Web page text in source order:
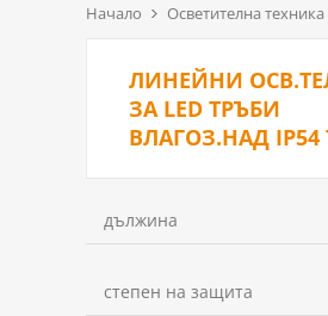
Начало Осветителна техника
ЛИНЕЙНИ
ЗА LED ТРЪБИ
ВЛАГОЗ.НАД IP54
дължина
степен на защита